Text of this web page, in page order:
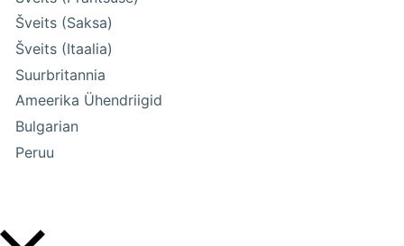
Šveits (Saksa)
Šveits (Itaalia)
Suurbritannia
Ameerika Ühendriigid
Bulgarian
Peruu